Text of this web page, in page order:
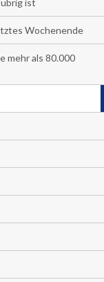
ist
Wochenende
mehr als 80.000